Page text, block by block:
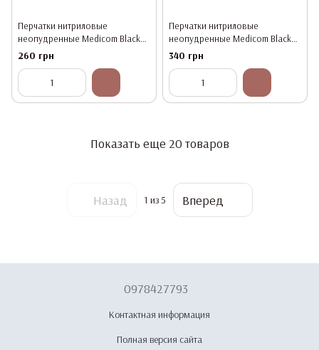
Перчатки нитриловые
неопудренные Medicom Black
"XL" 100 шт (50 пар) черные
260 грн
Перчатки нитриловые
неопудренные Medicom Black
"XL" 100 шт (50 пар) Черные
Плотные 6 г
340 грн
Показать еще 20 товаров
Назад 1 из 5 Вперед
0978427793
Контактная информация
Полная версия сайта